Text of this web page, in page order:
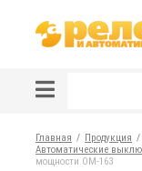
Главная Продукция
Автоматические
мощности ОМ-163